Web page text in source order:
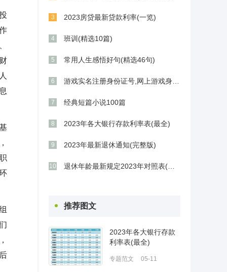
3 2023房贷最新贷款利率(一览)
4 班训(精选10篇)
5 常用人生感悟好句(精选46句)
6
7 经典短篇小说100篇
8 2023年各大银行存款利率表(最全)
9 2023年最新退休通知(完整版)
10
推荐图文
2023年各大银行存款
利率表(最全)
专题范文 05-11